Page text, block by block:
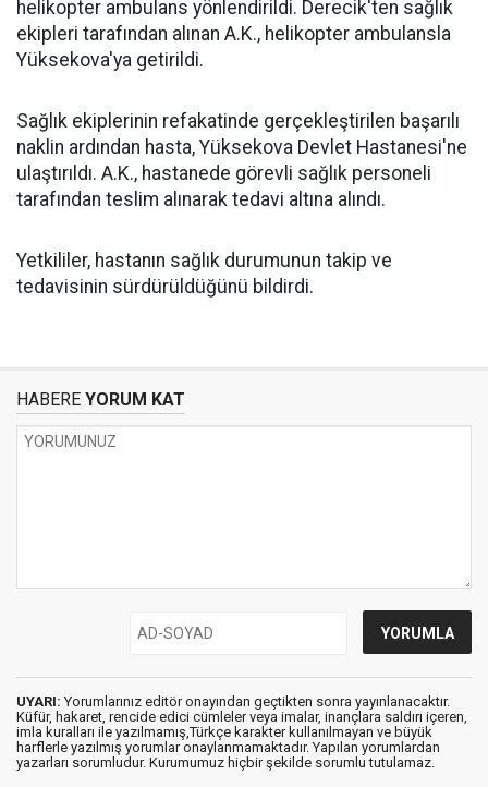
helikopter ambulans yönlendirildi. Derecik'ten sağlık
ekipleri tarafından alınan A.K., helikopter ambulansla
Yüksekova'ya getirildi.
Sağlık ekiplerinin refakatinde gerçekleştirilen başarılı
naklin ardından hasta, Yüksekova Devlet Hastanesi'ne
ulaştırıldı. A.K., hastanede görevli sağlık personeli
tarafından teslim alınarak tedavi altına alındı.
Yetkililer, hastanın sağlık durumunun takip ve
tedavisinin sürdürüldüğünü bildirdi.
HABERE YORUM KAT
UYARI: Yorumlarınız editör onayından geçtikten sonra yayınlanacaktır.
Küfür, hakaret, rencide edici cümleler veya imalar, inançlara saldırı içeren,
imla kuralları ile yazılmamış,Türkçe karakter kullanılmayan ve büyük
harflerle yazılmış yorumlar onaylanmamaktadır. Yapılan yorumlardan
yazarları sorumludur. Kurumumuz hiçbir şekilde sorumlu tutulamaz.